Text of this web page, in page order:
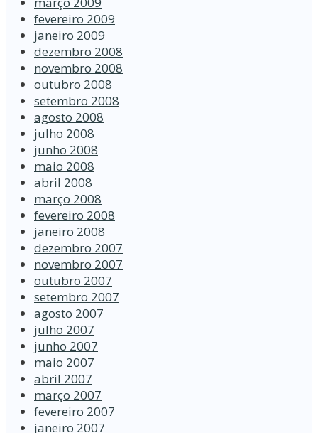
fevereiro 2009
janeiro 2009
dezembro 2008
novembro 2008
outubro 2008
setembro 2008
agosto 2008
julho 2008
junho 2008
maio 2008
abril 2008
março 2008
fevereiro 2008
janeiro 2008
dezembro 2007
novembro 2007
outubro 2007
setembro 2007
agosto 2007
julho 2007
junho 2007
maio 2007
abril 2007
março 2007
fevereiro 2007
janeiro 2007